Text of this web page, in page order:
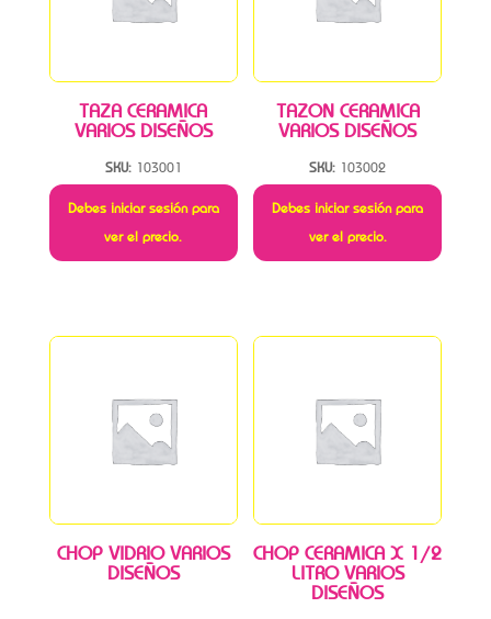
TAZA CERAMICA
VARIOS DISEÑOS
SKU: 103001
Debes iniciar sesión para
ver el precio.
TAZON CERAMICA
VARIOS DISEÑOS
SKU: 103002
Debes iniciar sesión para
ver el precio.
CHOP VIDRIO VARIOS
DISEÑOS
CHOP CERAMICA X 1/2
LITRO VARIOS
DISEÑOS